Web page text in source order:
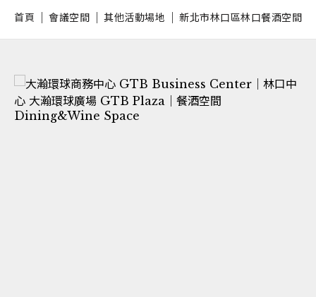
首頁 會議空間 其他活動場地 新北市林口區林口餐酒空間